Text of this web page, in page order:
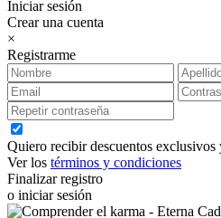
Iniciar sesión
Crear una cuenta
×
Registrarme
Quiero recibir descuentos exclusivos
Ver los términos y condiciones
Finalizar registro
o iniciar sesión